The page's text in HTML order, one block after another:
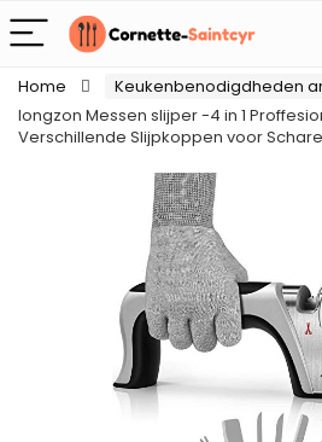
Home
Keukenbenodigdheden
longzon Messen slijper -4 in 1
Verschillende Slijpkoppen voor